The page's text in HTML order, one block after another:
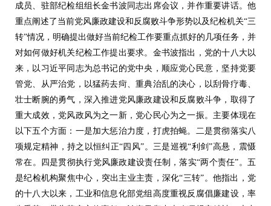
成员、驻部纪检组组长金书波同志出席会议，并作重要讲话。他
重点阐述了当前党风廉政建设和反腐败斗争形势以及纪检机关“三
转”情况，明确提出做好当前纪检工作要重点抓好的几项任务，并
对如何做好机关纪检工作提出要求。金书波指出，党的十八大以
来，以习近平同志为总书记的党中央，顺应党心民意，坚持党要
管党、从严治党，以猛药去疴、重典治乱的决心，以刮骨疗毒、
壮士断腕的勇气，深入推进党风廉政建设和反腐败斗争，取得了
重大成效，党风政风为之一新，党心民心为之一振。主要体现在
以下五个方面：一是加大惩治力度，打虎拍蝇。二是贯彻落实八
项规定精神，持之以恒纠正“四风”。三是巡视“利剑”高悬，震慑
常在。四是贯彻执行党风廉政建设责任制，落实“两个责任”。五
是纪检机构聚焦中心，突出主业主责，深化“三转”。他指出，党
的十八大以来，工业和信息化部党组高度重视反腐倡廉建设，率